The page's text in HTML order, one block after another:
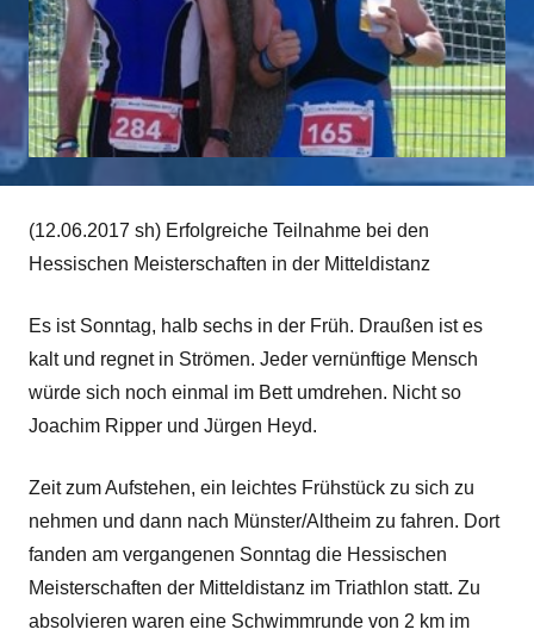
(12.06.2017 sh) Erfolgreiche Teilnahme bei den
Hessischen Meisterschaften in der Mitteldistanz
Es ist Sonntag, halb sechs in der Früh. Draußen ist es
kalt und regnet in Strömen. Jeder vernünftige Mensch
würde sich noch einmal im Bett umdrehen. Nicht so
Joachim Ripper und Jürgen Heyd.
Zeit zum Aufstehen, ein leichtes Frühstück zu sich zu
nehmen und dann nach Münster/Altheim zu fahren. Dort
fanden am vergangenen Sonntag die Hessischen
Meisterschaften der Mitteldistanz im Triathlon statt. Zu
absolvieren waren eine Schwimmrunde von 2 km im